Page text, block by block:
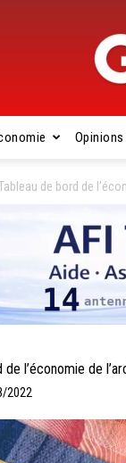
Tableau de bord de
l’économie de
2022